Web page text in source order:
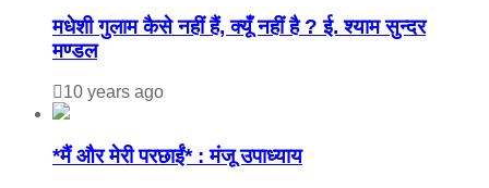
मधेशी गुलाम कैसे नहीं हैं, क्यूँ नहीं है ? ई. श्याम सुन्दर
मण्डल
10 years ago
*मैं और मेरी परछाईं* : मंजू उपाध्याय